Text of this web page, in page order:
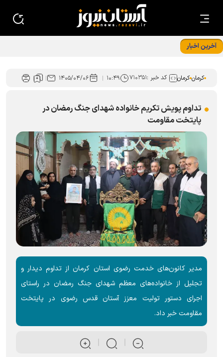
آخرین اخبار
کرمان کرمان کد خبر :۷۱۰۳۵۱ ۱۰:۴۹ ۱۴۰۵/۰۴/۰۶
تداوم پویش تکریم خانواده شهدای جنگ رمضان در
پایتخت مقاومت
مدیر کانون‌های خدمت رضوی استان کرمان از تداوم دیدار و
تجلیل از خانواده‌های معظم شهدای جنگ رمضان در راستای
اجرای دستور تولیت معزز آستان قدس رضوی در پایتخت
مقاومت خبر داد.